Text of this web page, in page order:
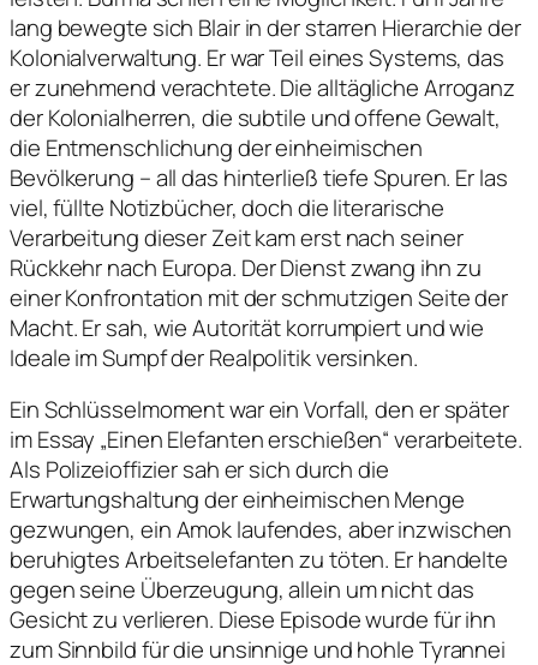
lang bewegte sich Blair in der starren Hierarchie der
Kolonialverwaltung. Er war Teil eines Systems, das
er zunehmend verachtete. Die alltägliche Arroganz
der Kolonialherren, die subtile und offene Gewalt,
die Entmenschlichung der einheimischen
Bevölkerung – all das hinterließ tiefe Spuren. Er las
viel, füllte Notizbücher, doch die literarische
Verarbeitung dieser Zeit kam erst nach seiner
Rückkehr nach Europa. Der Dienst zwang ihn zu
einer Konfrontation mit der schmutzigen Seite der
Macht. Er sah, wie Autorität korrumpiert und wie
Ideale im Sumpf der Realpolitik versinken.
Ein Schlüsselmoment war ein Vorfall, den er später
im Essay „Einen Elefanten erschießen“ verarbeitete.
Als Polizeioffizier sah er sich durch die
Erwartungshaltung der einheimischen Menge
gezwungen, ein Amok laufendes, aber inzwischen
beruhigtes Arbeitselefanten zu töten. Er handelte
gegen seine Überzeugung, allein um nicht das
Gesicht zu verlieren. Diese Episode wurde für ihn
zum Sinnbild für die unsinnige und hohle Tyrannei